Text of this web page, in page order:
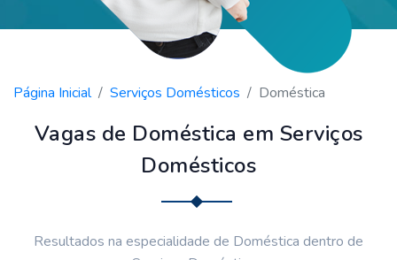
Página Inicial Serviços Domésticos Doméstica
Vagas de Doméstica em Serviços
Domésticos
Resultados na especialidade de Doméstica dentro de